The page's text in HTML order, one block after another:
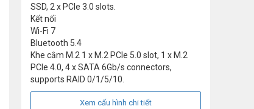
SSD, 2 x PCIe 3.0 slots.
Kết nối
Wi-Fi 7
Bluetooth 5.4
Khe cắm M.2 1 x M.2 PCIe 5.0 slot, 1 x M.2
PCIe 4.0, 4 x SATA 6Gb/s connectors,
supports RAID 0/1/5/10.
Xem cấu hình chi tiết